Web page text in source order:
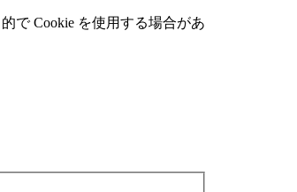
で Cookie を使⽤する場合があ